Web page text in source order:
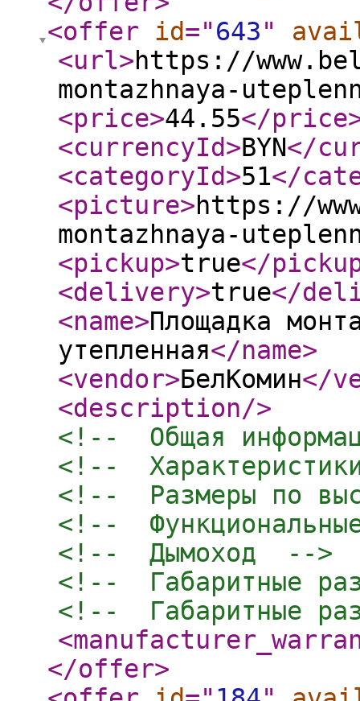
<offer
id="643"
<url>https://
montazhnaya-
<price>44.55</price
<currencyId>BYN</
<categoryId>51</
<picture>https://
montazhnaya-
<pickup>true</
<delivery>true</
<name>Площадка
утепленная</name>
<vendor>БелКомин</
<description/>
<!--  Общая
<!--
<!--  Размеры по
<!--
<!--  Дымоход  -->
<!--  Габаритные
<!--  Габаритные
</offer>